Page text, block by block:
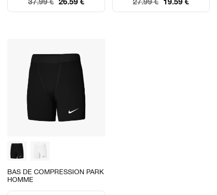
BAS DE COMPRESSION PARK
HOMME